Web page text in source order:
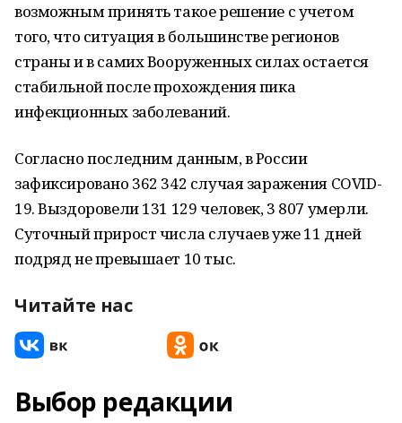
возможным принять такое решение с учетом
того, что ситуация в большинстве регионов
страны и в самих Вооруженных силах остается
стабильной после прохождения пика
инфекционных заболеваний.
Согласно последним данным, в России
зафиксировано 362 342 случая заражения COVID-
19. Выздоровели 131 129 человек, 3 807 умерли.
Суточный прирост числа случаев уже 11 дней
подряд не превышает 10 тыс.
Читайте нас
Выбор редакции